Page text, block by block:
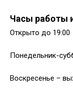
Часы работы
Открыто до 19:00
Понедельник-
Воскресенье –